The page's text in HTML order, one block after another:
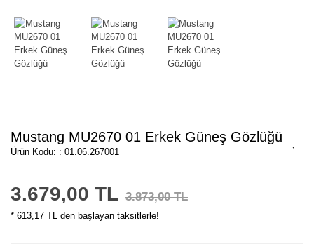
Mustang MU2670 01 Erkek Güneş Gözlüğü
Ürün Kodu: : 01.06.267001
3.679,00 TL 3.873,00 TL
* 613,17 TL den başlayan taksitlerle!